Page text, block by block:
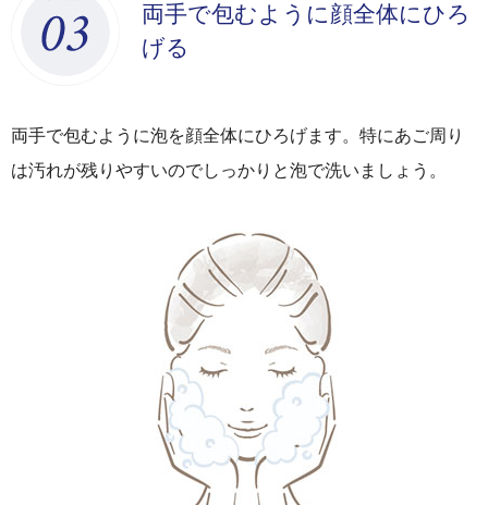
両手で包むように顔全体にひろ
げる
両手で包むように泡を顔全体にひろげます。特にあご周り
は汚れが残りやすいのでしっかりと泡で洗いましょう。